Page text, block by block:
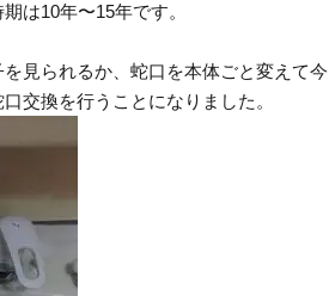
は10年〜15年です。
見られるか、蛇口を本体ごと変えて今
交換を行うことになりました。